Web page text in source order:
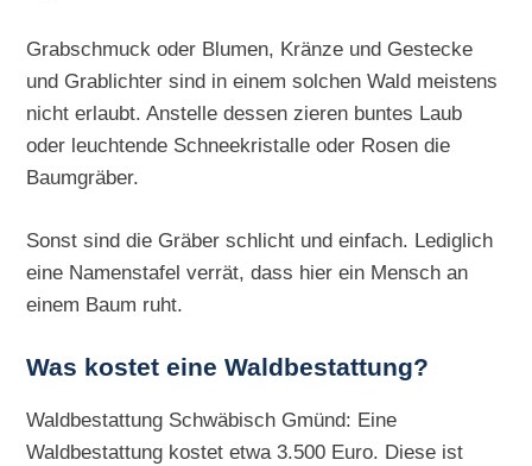
Grabschmuck oder Blumen, Kränze und Gestecke
und Grablichter sind in einem solchen Wald meistens
nicht erlaubt. Anstelle dessen zieren buntes Laub
oder leuchtende Schneekristalle oder Rosen die
Baumgräber.
Sonst sind die Gräber schlicht und einfach. Lediglich
eine Namenstafel verrät, dass hier ein Mensch an
einem Baum ruht.
Was kostet eine Waldbestattung?
Waldbestattung Schwäbisch Gmünd: Eine
Waldbestattung kostet etwa 3.500 Euro. Diese ist